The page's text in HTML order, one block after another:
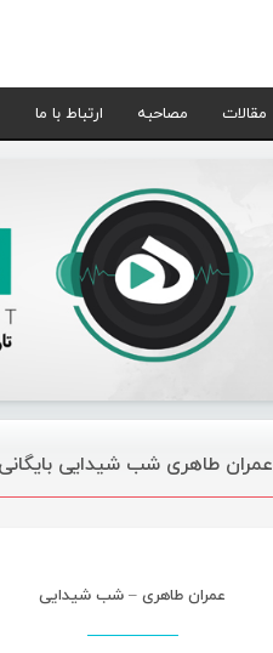
مقالات مصاحبه ارتباط با ما
عمران طاهری شب شیدایی
عمران طاهری – شب شیدایی